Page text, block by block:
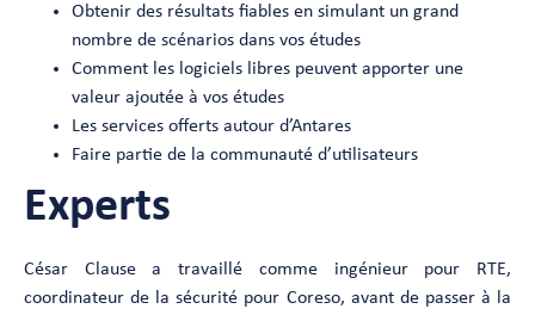
Obtenir des résultats fiables en simulant un grand
nombre de scénarios dans vos études
Comment les logiciels libres peuvent apporter une
valeur ajoutée à vos études
Les services offerts autour d’Antares
Faire partie de la communauté d’utilisateurs
Experts
César Clause a travaillé comme ingénieur pour RTE,
coordinateur de la sécurité pour Coreso, avant de passer à la